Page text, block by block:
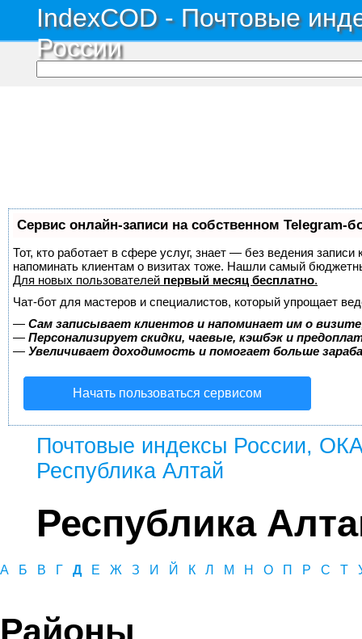
IndexCOD - Почтовые
России
Сервис онлайн-записи на собственном Telegram-
Тот, кто работает в сфере услуг, знает — без ведения
напоминать клиентам о визитах тоже. Нашли самый
Для новых пользователей первый месяц бесплатно.
Чат-бот для мастеров и специалистов, который упрощает
— Сам записывает клиентов и напоминает им о
— Персонализирует скидки, чаевые, кэшбэк и
— Увеличивает доходимость и помогает больше
Начать пользоваться сервисом
Почтовые индексы России,
Республика Алтай
Республика
А Б В Г Д Е Ж З И Й К Л М Н О П Р С Т
Районы